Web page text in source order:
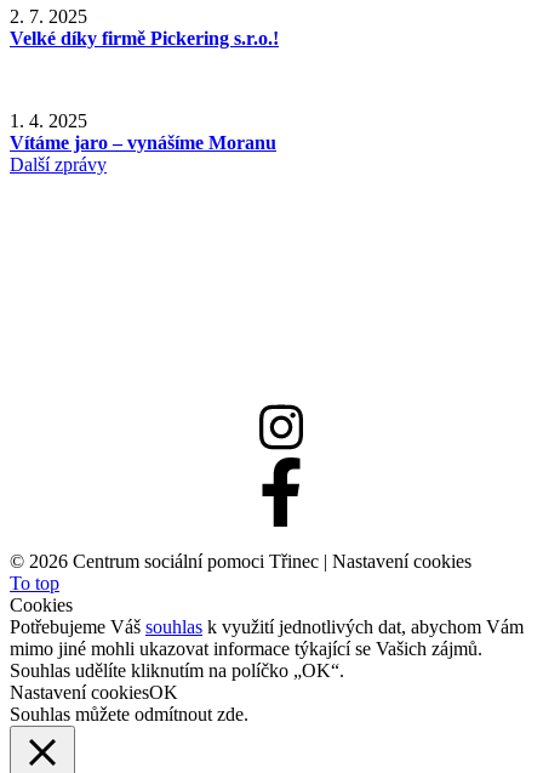
2. 7. 2025
Velké díky firmě Pickering s.r.o.!
1. 4. 2025
Vítáme jaro – vynášíme Moranu
Další zprávy
© 2026 Centrum sociální pomoci Třinec | Nastavení cookies
To top
Cookies
Potřebujeme Váš souhlas k využití jednotlivých dat, abychom Vám
mimo jiné mohli ukazovat informace týkající se Vašich zájmů.
Souhlas udělíte kliknutím na políčko „OK“.
Nastavení cookiesOK
Souhlas můžete odmítnout zde.